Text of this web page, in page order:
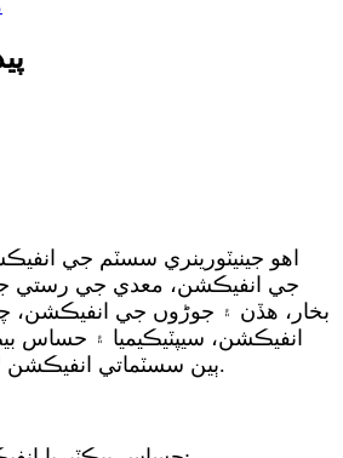
اهو جينيٽورينري سسٽم جي
جي انفيڪشن، معدي جي رستي جي
بخار، هڏن ۽ جوڑوں جي انفيڪشن،
انفيڪشن، سيپٽيڪيميا ۽ حساس
ٻين سسٽماتي انفيڪشن لاءِ استعمال ٿيندو آهي.